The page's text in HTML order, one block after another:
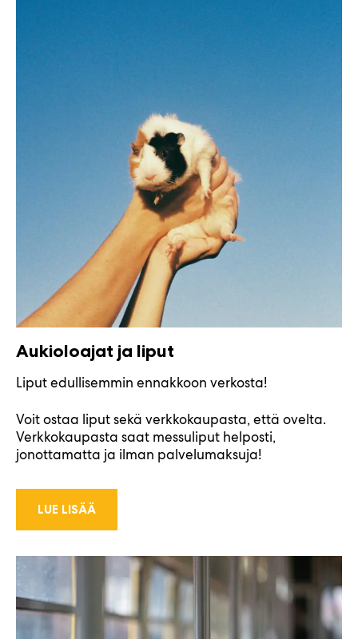
Aukioloajat ja liput
Liput edullisemmin ennakkoon verkosta!
Voit ostaa liput sekä verkkokaupasta, että ovelta.
Verkkokaupasta saat messuliput helposti,
jonottamatta ja ilman palvelumaksuja!
LUE LISÄÄ